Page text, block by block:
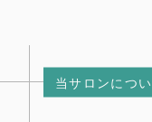
当サロンにつ